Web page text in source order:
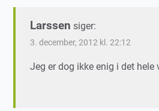
Larssen siger:
3. december, 2012 kl. 22:12
Jeg er dog ikke enig i det hele